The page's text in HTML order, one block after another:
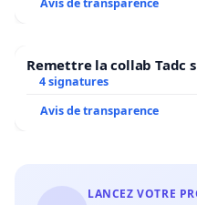
Avis de transparence
Remettre la collab Tadc
4 signatures
Avis de transparence
LANCEZ VOTRE